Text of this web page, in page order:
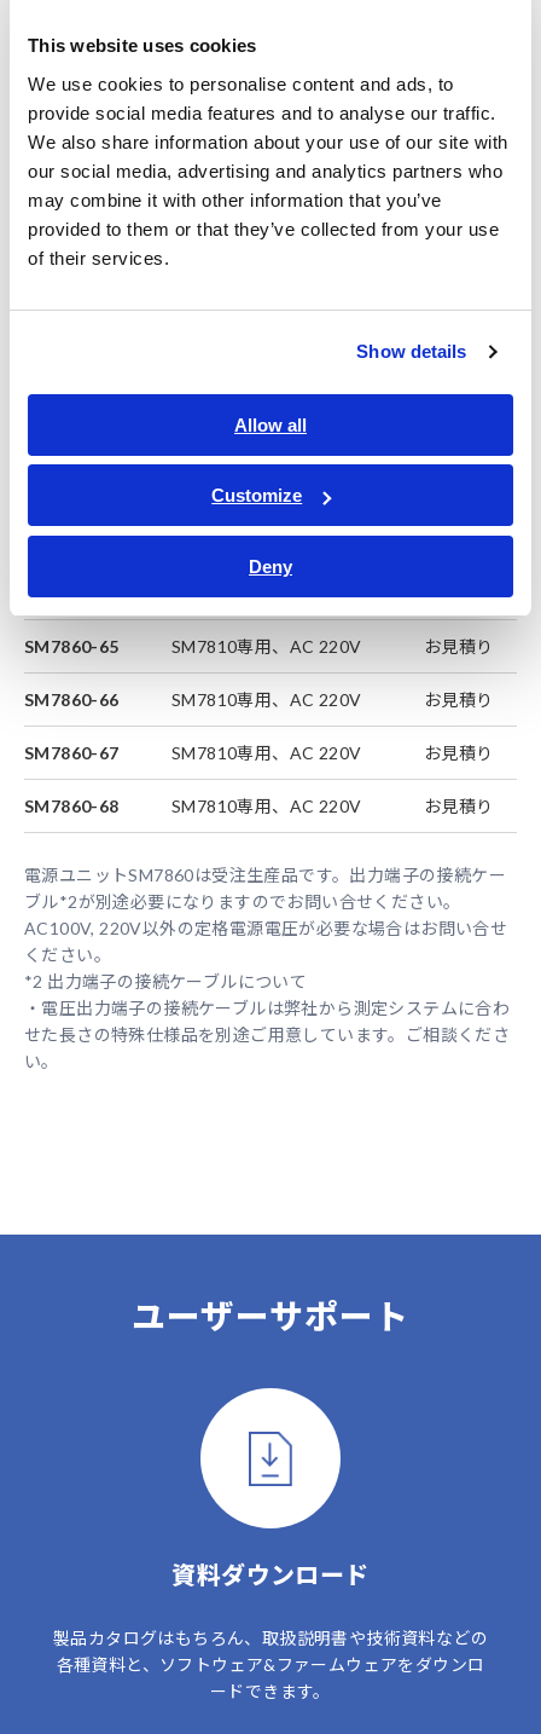
This website uses cookies
We use cookies to personalise content and ads, to
provide social media features and to analyse our traffic.
We also share information about your use of our site with
our social media, advertising and analytics partners who
may combine it with other information that you’ve
provided to them or that they’ve collected from your use
of their services.
Show details
Allow all
Customize
Deny
SM7860-53 SM7810専用, AC 100 V お見積り
SM7860-54 SM7810専用、AC 100V お見積り
SM7860-55 SM7810専用, AC 100 V
SM7810専用、AC 220V
SM7810専用、AC 220V
SM7860-63 SM7810専用、AC 220V お見積り
SM7860-64 SM7810専用、AC 220V お見積り
SM7860-65 SM7810専用、AC 220V お見積り
SM7860-66 SM7810専用、AC 220V お見積り
SM7860-67 SM7810専用、AC 220V お見積り
SM7860-68 SM7810専用、AC 220V お見積り
電源ユニットSM7860は受注生産品です。出力端子の接続ケー
ブル*2が別途必要になりますのでお問い合せください。
AC100V, 220V以外の定格電源電圧が必要な場合はお問い合せ
ください。
*2 出力端子の接続ケーブルについて
・電圧出力端子の接続ケーブルは弊社から測定システムに合わ
せた長さの特殊仕様品を別途ご用意しています。ご相談くださ
い。
ユーザーサポート
資料ダウンロード
製品カタログはもちろん、取扱説明書や技術資料などの
各種資料と、ソフトウェア&ファームウェアをダウンロ
ードできます。